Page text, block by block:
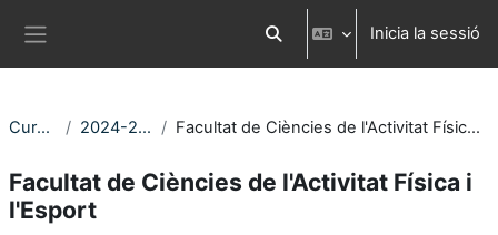
Commuta l'entrada de la cerca
Inicia la sessió
Cursos 2024-2025 Facultat de Ciències de l'Activitat Física i l'Esport
Facultat de Ciències de l'Activitat Física i
l'Esport